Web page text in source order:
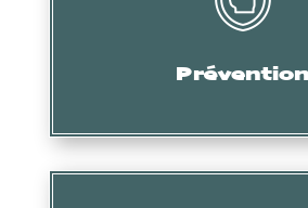
Prévention
Audit, formation, etc.